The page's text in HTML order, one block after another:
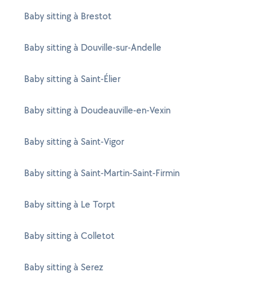
Baby sitting à Brestot
Baby sitting à Douville-sur-Andelle
Baby sitting à Saint-Élier
Baby sitting à Doudeauville-en-Vexin
Baby sitting à Saint-Vigor
Baby sitting à Saint-Martin-Saint-Firmin
Baby sitting à Le Torpt
Baby sitting à Colletot
Baby sitting à Serez